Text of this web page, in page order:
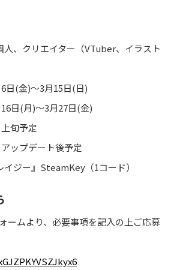
人、クリエイター（VTuber、イラスト
日(金)～3月15日(日)
日(月)～3月27日(金)
旬予定
ップデート後予定
ジー』SteamKey（1コード）
ームより、必要事項を記入の上ご応募